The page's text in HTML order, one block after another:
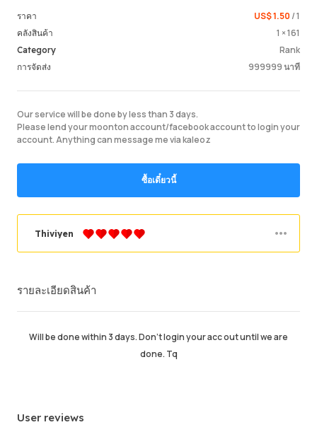
Login /
ราคา US$ 1.50 / 1
คลังสินค้า 1 × 161
Category Rank
การจัดส่ง 999999 นาที
Our service will be done by less than 3 days.
Please lend your moonton account/facebook account to login your
account. Anything can message me via kaleoz
ซื้อเดี๋ยวนี้
Thiviyen
ยอดขายโดยรวม
Average Delivery Time 20hr
รายละเอียดสินค้า
Will be done within 3 days. Don’t login your acc out until we are
done. Tq
User reviews